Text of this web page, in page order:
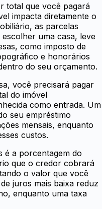
total que você pagará
impacta diretamente o
as parcelas
uma casa, leve
como imposto de
e honorários
do seu orçamento.
você precisará pagar
do imóvel
como entrada. Um
seu empréstimo
mensais, enquanto
custos.
é a porcentagem do
que o credor cobrará
o valor que você
juros mais baixa reduz
enquanto uma taxa